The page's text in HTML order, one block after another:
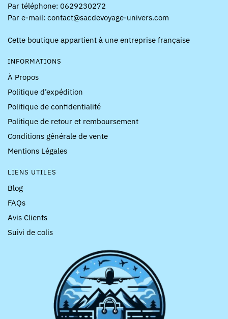
Par téléphone: 0629230272
Par e-mail: contact@sacdevoyage-univers.com
Cette boutique appartient à une entreprise française
INFORMATIONS
À Propos
Politique d’expédition
Politique de confidentialité
Politique de retour et remboursement
Conditions générale de vente
Mentions Légales
LIENS UTILES
Blog
FAQs
Avis Clients
Suivi de colis